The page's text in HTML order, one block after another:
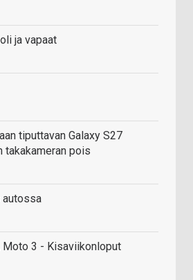
ja vapaat
tiputtavan Galaxy S27
takakameran pois
autossa
Moto 3 - Kisaviikonloput